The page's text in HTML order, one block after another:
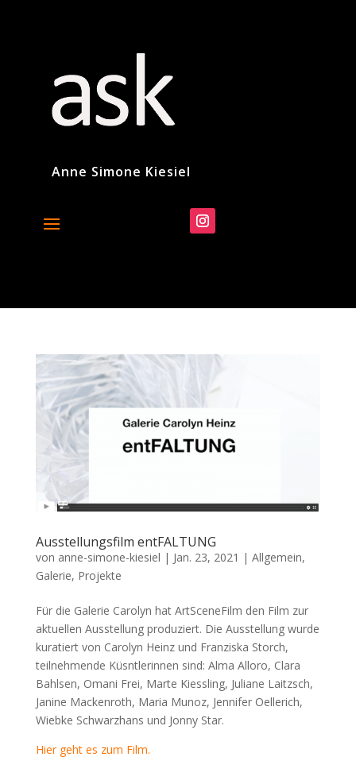
Anne Simone Kiesiel
Ausstellungsfilm entFALTUNG
von anne-simone-kiesiel | Jan. 23, 2021 | Allgemein,
Galerie, Projekte
Für die Galerie Carolyn hat ArtSceneFilm den Film zur
aktuellen Ausstellung produziert. Die Ausstellung wurde
kuratiert von Carolyn Heinz und Franziska Storch,
teilnehmende Küsntlerinnen sind: Alma Alloro, Clara
Bahlsen, Omani Frei, Marte Kiessling, Juliane Laitzsch,
Janine Mackenroth, Maria Munoz, Jennifer Oellerich,
Wiebke Schwarzhans und Jonny Star.
Hier geht es zum Film.